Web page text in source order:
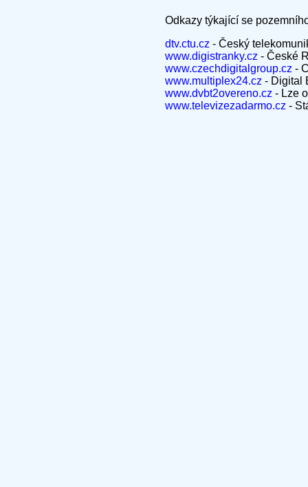
Odkazy týkající se
dtv.ctu.cz - Český
www.digistranky.cz - České
www.czechdigitalgroup.cz -
www.multiplex24.cz - Digital
www.dvbt2overeno.cz - Lze
www.televizezadarmo.cz -